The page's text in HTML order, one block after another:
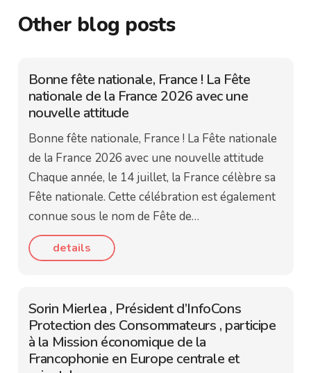
Other blog posts
Bonne fête nationale, France ! La Fête
nationale de la France 2026 avec une
nouvelle attitude
Bonne fête nationale, France ! La Fête nationale
de la France 2026 avec une nouvelle attitude
Chaque année, le 14 juillet, la France célèbre sa
Fête nationale. Cette célébration est également
connue sous le nom de Fête de…
details
Sorin Mierlea , Président d’InfoCons
Protection des Consommateurs , participe
à la Mission économique de la
Francophonie en Europe centrale et